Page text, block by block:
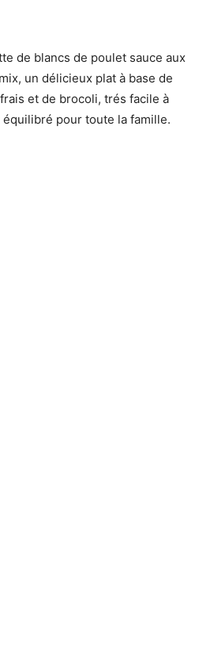
de blancs de poulet sauce aux
un délicieux plat à base de
et de brocoli, trés facile à
pour toute la famille.